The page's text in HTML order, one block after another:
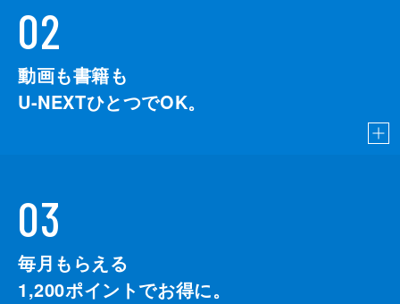
02
動画も書籍も
U-NEXTひとつでOK。
03
毎月もらえる
1,200ポイントでお得に。